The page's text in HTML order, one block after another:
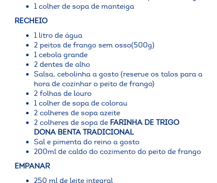
1 colher de sopa de manteiga
RECHEIO
1 litro de água
2 peitos de frango sem osso(500g)
1 cebola grande
2 dentes de alho
Salsa, cebolinha a gosto (reserve os talos para a
hora de cozinhar o peito de frango)
2 folhas de louro
1 colher de sopa de colorau
2 colheres de sopa azeite
2 colheres de sopa de FARINHA DE TRIGO
DONA BENTA TRADICIONAL
Sal e pimenta do reino a gosto
200ml de caldo do cozimento do peito de frango
EMPANAR
250 ml de leite integral